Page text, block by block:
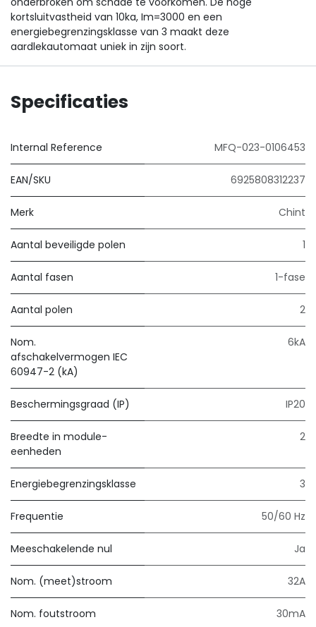
kortsluitvastheid van 10ka, Im=3000 en een
energiebegrenzingsklasse van 3 maakt deze
aardlekautomaat uniek in zijn soort.
Specificaties
Internal Reference MFQ-023-0106453
EAN/SKU 6925808312237
Merk Chint
Aantal beveiligde polen 1
Aantal fasen 1-fase
Aantal polen 2
Nom.
afschakelvermogen IEC
60947-2 (kA)
6kA
Beschermingsgraad (IP) IP20
Breedte in module-
eenheden
2
Energiebegrenzingsklasse 3
Frequentie 50/60 Hz
Meeschakelende nul Ja
Nom. (meet)stroom 32A
Nom. foutstroom 30mA